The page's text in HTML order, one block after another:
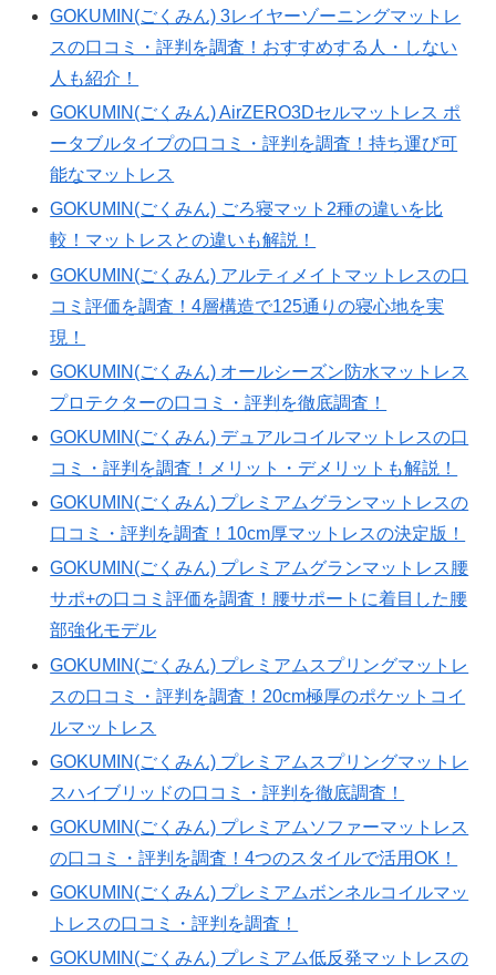
GOKUMIN(ごくみん) 3レイヤーゾーニングマットレ
スの口コミ・評判を調査！おすすめする人・しない
人も紹介！
GOKUMIN(ごくみん) AirZERO3Dセルマットレス ポ
ータブルタイプの口コミ・評判を調査！持ち運び可
能なマットレス
GOKUMIN(ごくみん) ごろ寝マット2種の違いを比
較！マットレスとの違いも解説！
GOKUMIN(ごくみん) アルティメイトマットレスの口
コミ評価を調査！4層構造で125通りの寝心地を実
現！
GOKUMIN(ごくみん) オールシーズン防水マットレス
プロテクターの口コミ・評判を徹底調査！
GOKUMIN(ごくみん) デュアルコイルマットレスの口
コミ・評判を調査！メリット・デメリットも解説！
GOKUMIN(ごくみん) プレミアムグランマットレスの
口コミ・評判を調査！10cm厚マットレスの決定版！
GOKUMIN(ごくみん) プレミアムグランマットレス腰
サポ+の口コミ評価を調査！腰サポートに着目した腰
部強化モデル
GOKUMIN(ごくみん) プレミアムスプリングマットレ
スの口コミ・評判を調査！20cm極厚のポケットコイ
ルマットレス
GOKUMIN(ごくみん) プレミアムスプリングマットレ
スハイブリッドの口コミ・評判を徹底調査！
GOKUMIN(ごくみん) プレミアムソファーマットレス
の口コミ・評判を調査！4つのスタイルで活用OK！
GOKUMIN(ごくみん) プレミアムボンネルコイルマッ
トレスの口コミ・評判を調査！
GOKUMIN(ごくみん) プレミアム低反発マットレスの